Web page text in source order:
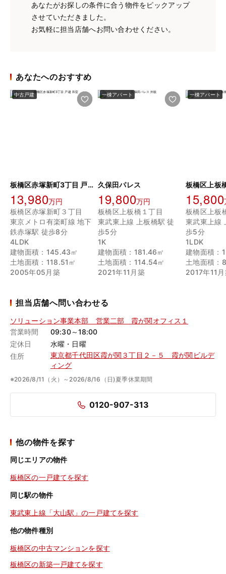
あなたがお探しの条件に合う物件をピックアップ
させていただきました。
お気軽に担当店舗へお問い合わせください。
あなたへのおすすめ
中古戸建
板橋区赤塚新町3丁目 戸建
13,980万円
板橋区赤塚新町３丁目
東京メトロ有楽町線 地下
鉄赤塚駅 徒歩8分
4LDK
建物面積：145.43㎡
土地面積：118.51㎡
2005年05月築
一棟アパート
久保田パレス
19,800万円
板橋区上板橋１丁目
東武東上線 上板橋駅 徒
歩5分
1K
建物面積：181.46㎡
土地面積：114.54㎡
2021年11月築
一棟アパート
15,800
板橋区上板
東武東上線
歩5分
1LDK
建物面積：
土地面積：
2017年11
担当店舗へ問い合わせる
ソリューション事業本部 営業二部 霞が関オフィス１
営業時間
09:30～18:00
定休日
水曜・日曜
住所
東京都千代田区霞が関３丁目２－５ 霞が関ビルデ
ィング
※2026/8/11（火）～2026/8/16（日)夏季休業期間
0120-907-313
他の物件を探す
同じエリアの物件
板橋区の一戸建てを探す
同じ駅の物件
東武東上線「大山駅」の一戸建てを探す
他の物件種別
板橋区の中古マンションを探す
板橋区の新築一戸建てを探す